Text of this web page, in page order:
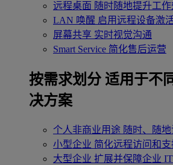
远程桌面 随时随地提升工
LAN 唤醒 启用远程设备激
屏幕共享 实时视觉沟通
Smart Service 简化售后运营
按需求划分 适用于不
决方案
个人非商业用途 随时、随
小型企业 简化远程访问和支
大型企业 扩展并保障企业